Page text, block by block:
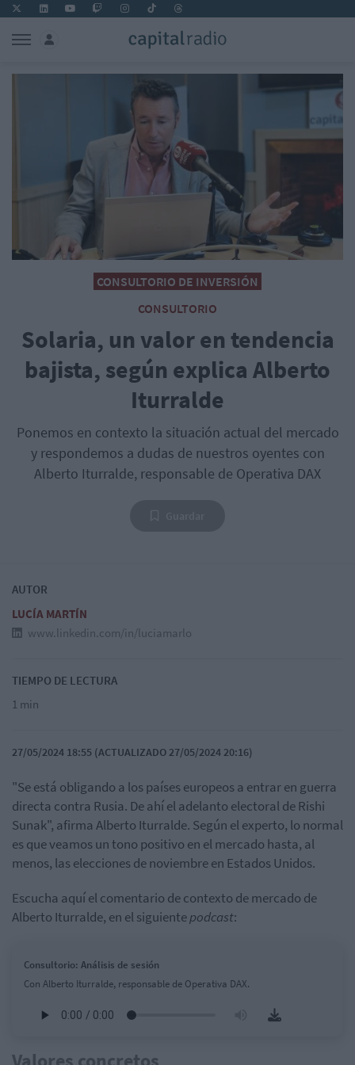
CONSULTORIO DE INVERSIÓN
CONSULTORIO
Solaria, un valor en tendencia
bajista, según explica Alberto
Iturralde
Ponemos en contexto la situación actual del mercado
y respondemos a dudas de nuestros oyentes con
Alberto Iturralde, responsable de Operativa DAX
AUTOR
LUCÍA MARTÍN
www.linkedin.com/in/luciamarlo
TIEMPO DE LECTURA
1 min
27/05/2024 18:55 (ACTUALIZADO 27/05/2024 20:16)
"Se está obligando a los países europeos a entrar en guerra
directa contra Rusia. De ahí el adelanto electoral de Rishi
Sunak", afirma Alberto Iturralde. Según el experto, lo normal
es que veamos un tono positivo en el mercado hasta, al
menos, las elecciones de noviembre en Estados Unidos.
Escucha aquí el comentario de contexto de mercado de
Alberto Iturralde, en el siguientepodcast:
Consultorio: Análisis de sesión
Con Alberto Iturralde, responsable de Operativa DAX.